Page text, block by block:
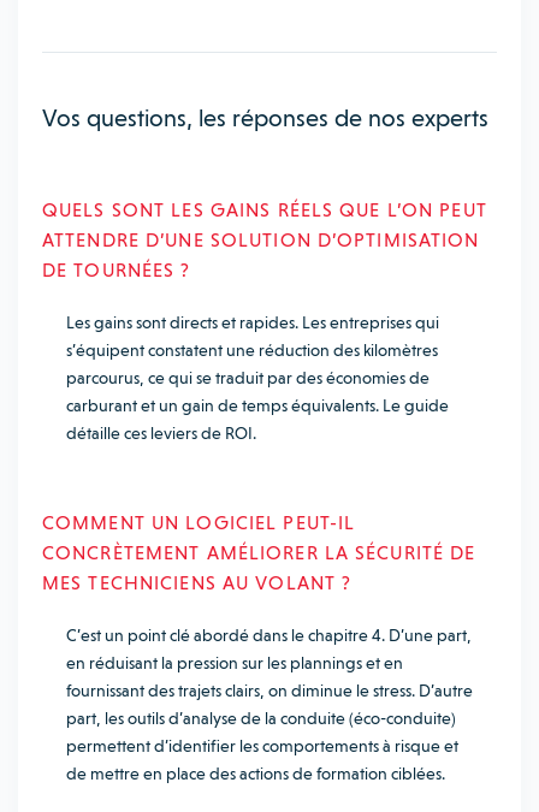
Vos questions, les réponses de nos experts
QUELS SONT LES GAINS RÉELS QUE L’ON PEUT
ATTENDRE D’UNE SOLUTION D’OPTIMISATION
DE TOURNÉES ?
Les gains sont directs et rapides. Les entreprises qui
s’équipent constatent une réduction des kilomètres
parcourus, ce qui se traduit par des économies de
carburant et un gain de temps équivalents. Le guide
détaille ces leviers de ROI.
COMMENT UN LOGICIEL PEUT-IL
CONCRÈTEMENT AMÉLIORER LA SÉCURITÉ DE
MES TECHNICIENS AU VOLANT ?
C’est un point clé abordé dans le chapitre 4. D’une part,
en réduisant la pression sur les plannings et en
fournissant des trajets clairs, on diminue le stress. D’autre
part, les outils d’analyse de la conduite (éco-conduite)
permettent d’identifier les comportements à risque et
de mettre en place des actions de formation ciblées.